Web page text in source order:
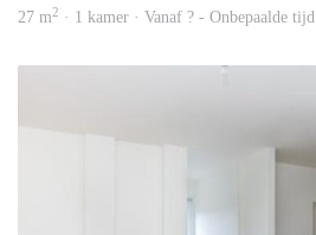
27 m2 · 1 kamer · Vanaf ? - Onbepaalde tijd